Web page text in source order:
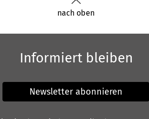
nach oben
Informiert bleiben
Newsletter abonnieren